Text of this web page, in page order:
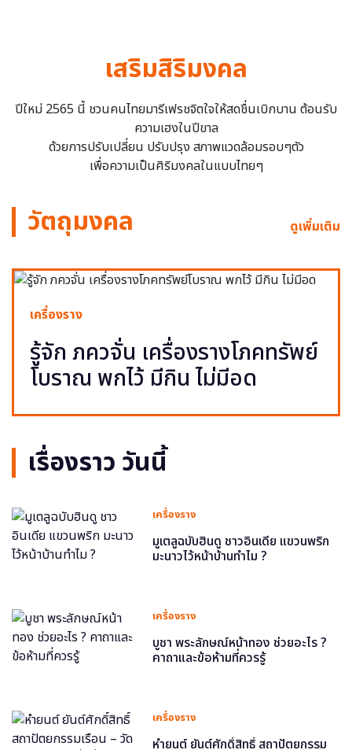
เสริมสิริมงคล
ปีใหม่ 2565 นี้ ชวนคนไทยมารีเฟรชจิตใจให้สดชื่นเบิกบาน ต้อนรับ
ความเฮงในปีขาล
ด้วยการปรับเปลี่ยน ปรับปรุง สภาพแวดล้อมรอบๆตัว
เพื่อความเป็นศิริมงคลในแบบไทยๆ
วัตถุมงคล ดูเพิ่มเติม
เครื่องราง
รู้จัก ภควจั่น เครื่องรางโภคทรัพย์
โบราณ พกไว้ มีกิน ไม่มีอด
เรื่องราว วันนี้
เครื่องราง
มูเตลูฉบับฮินดู ชาวอินเดีย แขวนพริก
มะนาวไว้หน้าบ้านทำไม ?
เครื่องราง
บูชา พระลักษณ์หน้าทอง ช่วยอะไร ?
คาถาและข้อห้ามที่ควรรู้
เครื่องราง
หำยนต์ ยันต์ศักดิ์สิทธิ์ สถาปัตยกรรม